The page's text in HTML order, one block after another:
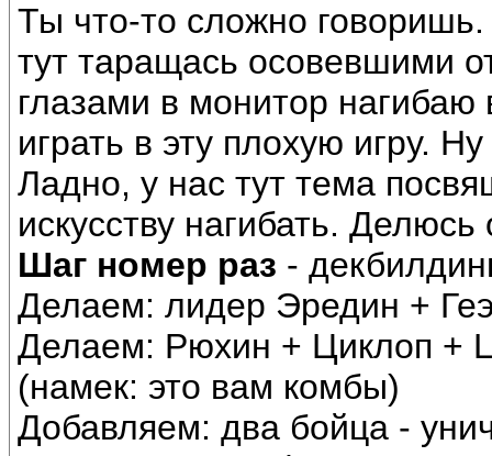
Ты что-то сложно
тут таращась осовевшими
глазами в монитор
играть в эту плохую игру.
Ладно, у нас тут тема
искусству нагибать.
Шаг номер раз -
Делаем: лидер Эредин +
Делаем: Рюхин + Циклоп +
(намек: это вам комбы)
Добавляем: два бойца -